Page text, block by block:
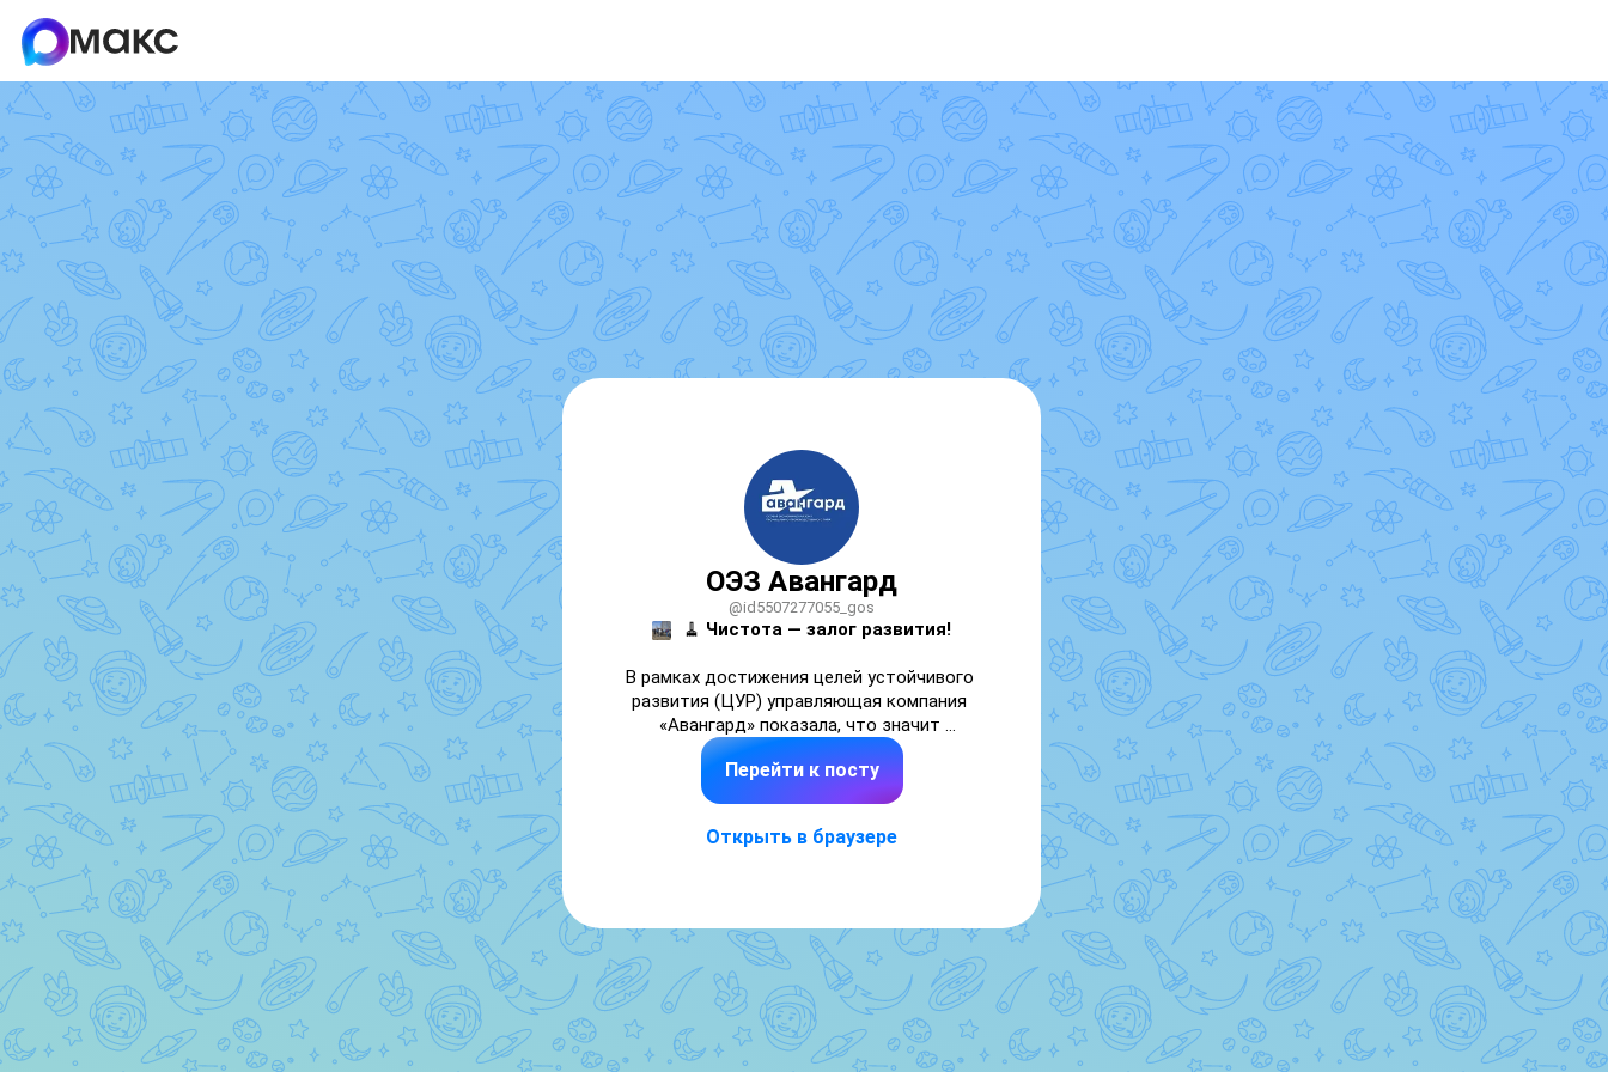
ОЭЗ Авангард
@id5507277055_gos
🧹 Чистота — залог развития!
В рамках достижения целей устойчивого
развития (ЦУР) управляющая компания
«Авангард» показала, что значит
заботиться о территориях. На этой неделе
наша команда провела масштабный
субботник на территории Особой
самой территории.
✅ Придали свежий вид въездной группе:
покрасили ворота на въезде к резиденту
ОЭЗ – ООО “ОмЗМС”.
✅ Зарядились отличным настроением от
совместной работы на свежем воздухе.
Перейти к посту
Открыть в браузере